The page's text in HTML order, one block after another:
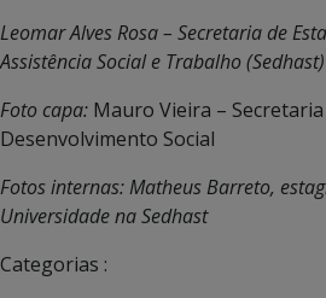
Leomar Alves Rosa – Secretaria de
Assistência Social e Trabalho (Sedhast)
Foto capa: Mauro Vieira –
Desenvolvimento Social
Fotos internas: Matheus Barreto,
Universidade na Sedhast
Categorias :